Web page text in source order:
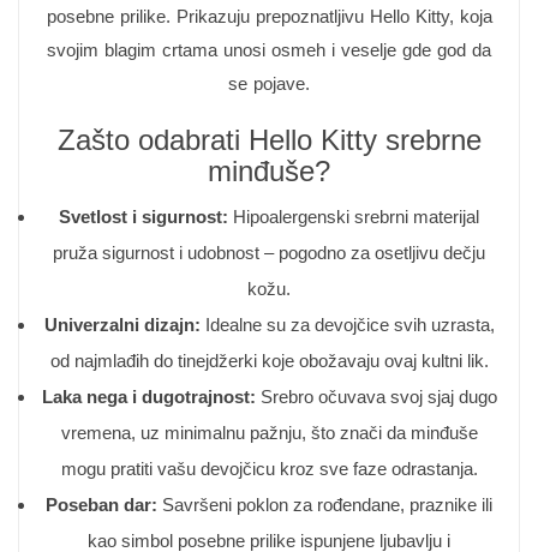
posebne prilike. Prikazuju prepoznatljivu Hello Kitty, koja
svojim blagim crtama unosi osmeh i veselje gde god da
se pojave.
Zašto odabrati Hello Kitty srebrne
minđuše?
Svetlost i sigurnost: Hipoalergenski srebrni materijal
pruža sigurnost i udobnost – pogodno za osetljivu dečju
kožu.
Univerzalni dizajn: Idealne su za devojčice svih uzrasta,
od najmlađih do tinejdžerki koje obožavaju ovaj kultni lik.
Laka nega i dugotrajnost: Srebro očuvava svoj sjaj dugo
vremena, uz minimalnu pažnju, što znači da minđuše
mogu pratiti vašu devojčicu kroz sve faze odrastanja.
Poseban dar: Savršeni poklon za rođendane, praznike ili
kao simbol posebne prilike ispunjene ljubavlju i